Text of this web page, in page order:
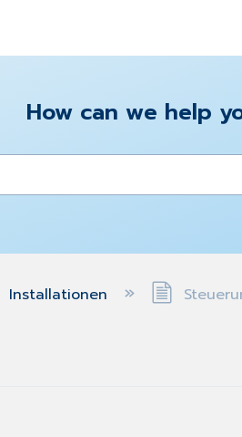
How can we help
Installationen